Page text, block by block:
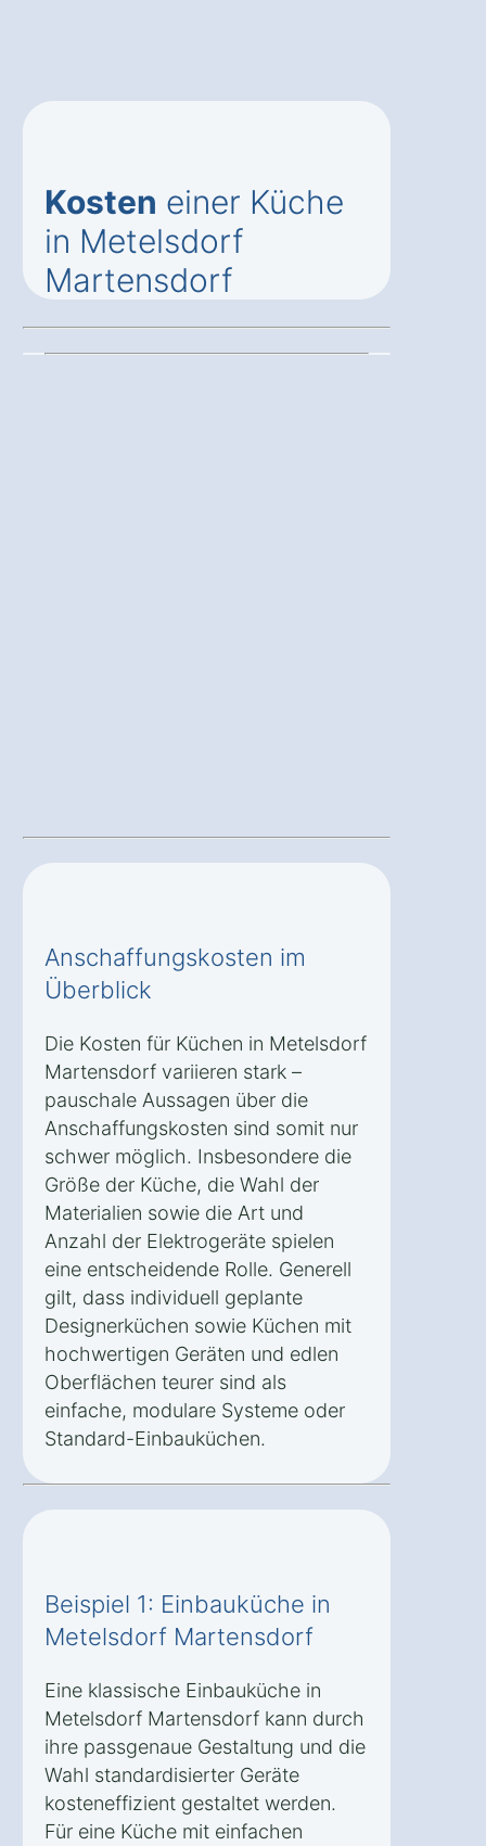
Kosten einer Küche
in Metelsdorf
Martensdorf
Anschaffungskosten im
Überblick
Die Kosten für Küchen in Metelsdorf
Martensdorf variieren stark –
pauschale Aussagen über die
Anschaffungskosten sind somit nur
schwer möglich. Insbesondere die
Größe der Küche, die Wahl der
Materialien sowie die Art und
Anzahl der Elektrogeräte spielen
eine entscheidende Rolle. Generell
gilt, dass individuell geplante
Designerküchen sowie Küchen mit
hochwertigen Geräten und edlen
Oberflächen teurer sind als
einfache, modulare Systeme oder
Standard-Einbauküchen.
Beispiel 1: Einbauküche in
Metelsdorf Martensdorf
Eine klassische Einbauküche in
Metelsdorf Martensdorf kann durch
ihre passgenaue Gestaltung und die
Wahl standardisierter Geräte
kosteneffizient gestaltet werden.
Für eine Küche mit einfachen